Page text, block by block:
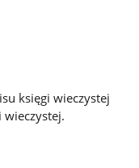
księgi wieczystej
wieczystej.